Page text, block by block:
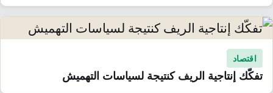
اقتصاد
تفكّك إنتاجية الريف كنتيجة لسياسات التهميش